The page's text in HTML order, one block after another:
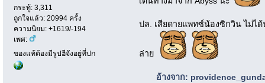
กระทู้: 3,311
ถูกใจแล้ว: 20994 ครั้ง
ความนิยม: +1619/-194
เพศ:
ของแท้ต้องมีรูปฮีจังอยู่ที่ปก
ปล. เสียดายแพทซ์น้องซิกวิน ไม่ไ
ล่าย
อ้างจาก: